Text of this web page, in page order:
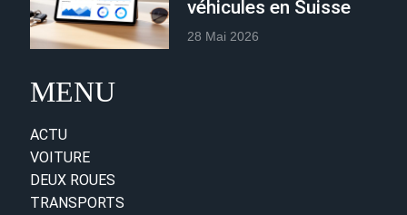
véhicules en Suisse
28 Mai 2026
MENU
ACTU
VOITURE
DEUX ROUES
TRANSPORTS